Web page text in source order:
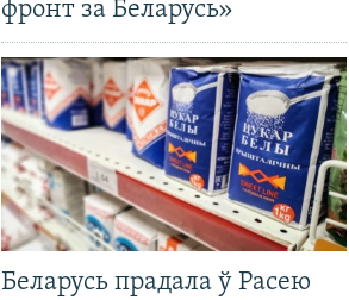
фронт за Беларусь»
Беларусь прадала ў Расею